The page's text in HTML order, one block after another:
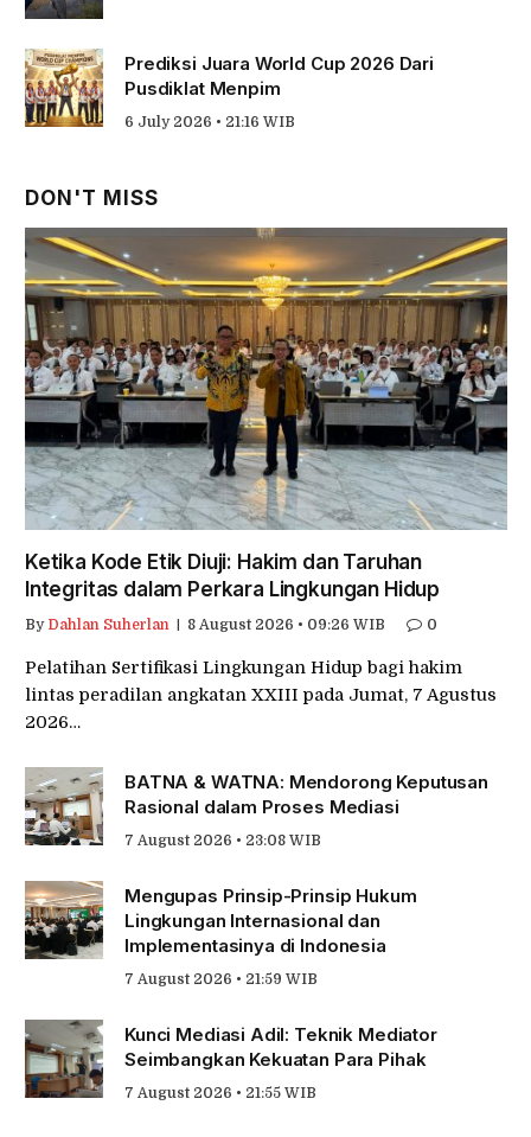
Prediksi Juara World Cup 2026 Dari
Pusdiklat Menpim
6 July 2026 • 21:16 WIB
DON'T MISS
Ketika Kode Etik Diuji: Hakim dan Taruhan
Integritas dalam Perkara Lingkungan Hidup
By Dahlan Suherlan 8 August 2026 • 09:26 WIB 0
Pelatihan Sertifikasi Lingkungan Hidup bagi hakim
lintas peradilan angkatan XXIII pada Jumat, 7 Agustus
2026…
BATNA & WATNA: Mendorong Keputusan
Rasional dalam Proses Mediasi
7 August 2026 • 23:08 WIB
Mengupas Prinsip-Prinsip Hukum
Lingkungan Internasional dan
Implementasinya di Indonesia
7 August 2026 • 21:59 WIB
Kunci Mediasi Adil: Teknik Mediator
Seimbangkan Kekuatan Para Pihak
7 August 2026 • 21:55 WIB